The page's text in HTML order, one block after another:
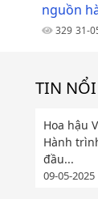
nguồn
329 31-
TIN NỔI
Hoa hậu
Hành
đầu...
09-05-2025